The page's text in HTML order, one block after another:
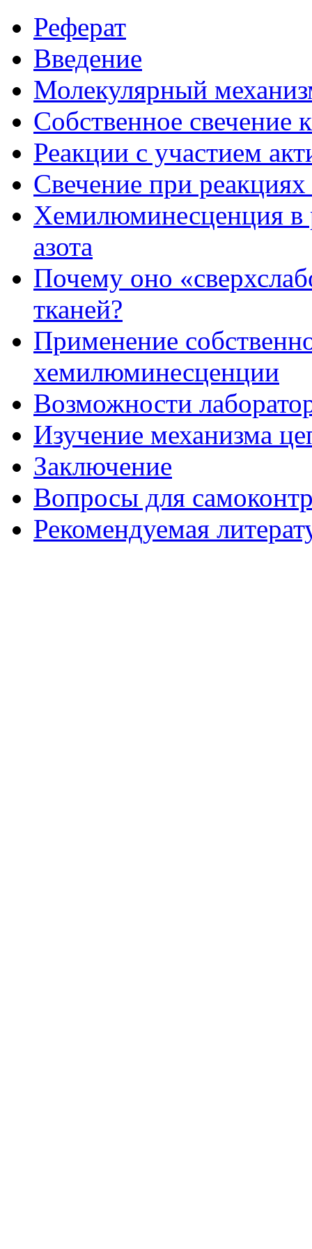
Реферат
Введение
Молекулярный
Собственное свечение
Реакции с участием
Свечение при
Хемилюминесценция в
азота
Почему оно
тканей?
Применение
хемилюминесценции
Возможности
Изучение механизма
Заключение
Вопросы для
Рекомендуемая